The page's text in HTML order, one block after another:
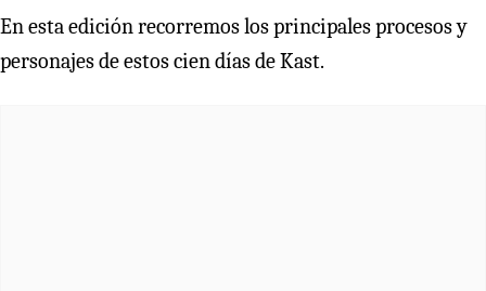
En esta edición recorremos los principales procesos y
personajes de estos cien días de Kast.